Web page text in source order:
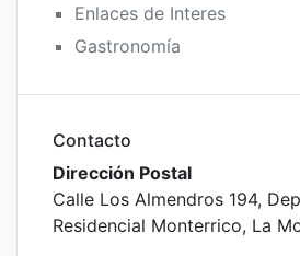
Enlaces de Interes
Gastronomía
Contacto
Dirección Postal
Calle Los Almendros 194,
Residencial Monterrico, La